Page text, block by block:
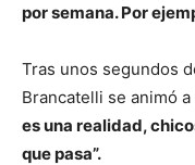
por semana. Por
Tras unos segundos
Brancatelli se animó
es una realidad,
que pasa”.